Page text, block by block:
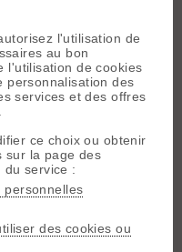
419...453 Suivante
Chercher Archives
2025 14:19
15:58
?
l'utilisation de
au bon
l'utilisation de cookies
personnalisation des
services et des offres
ce choix ou obtenir
sur la page des
du service :
personnelles
des cookies ou